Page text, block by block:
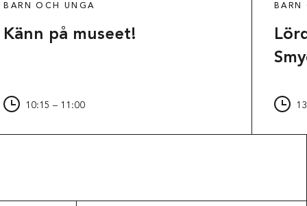
BARN OCH UNGA
Känn på museet!
10:15 – 11:00
BARN